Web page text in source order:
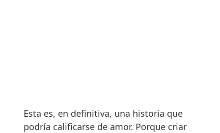
Esta es, en definitiva, una historia que
podría calificarse de amor. Porque criar